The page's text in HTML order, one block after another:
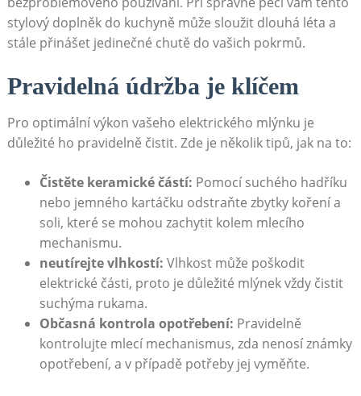
stylový doplněk do kuchyně může sloužit dlouhá léta a​
stále​ přinášet ‍jedinečné ‌chutě⁢ do vašich pokrmů.
Pravidelná údržba je klíčem
Pro optimální výkon vašeho elektrického mlýnku ⁢je
důležité ho pravidelně ​čistit. ​Zde​ je několik tipů, jak na to:
Čistěte keramické částí: ⁣Pomocí suchého hadříku
nebo jemného kartáčku odstraňte zbytky⁢ koření a⁣
soli, které se mohou zachytit kolem mlecího
mechanismu.
neutírejte vlhkostí: Vlhkost může ⁢poškodit
elektrické části, proto je důležité mlýnek ‌vždy‍ čistit
suchýma rukama.
Občasná kontrola opotřebení: Pravidelně
kontrolujte mlecí mechanismus, zda nenosí známky
opotřebení, a v případě ⁤potřeby jej vyměňte.